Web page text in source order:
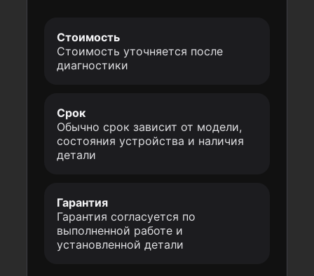
Стоимость
Стоимость уточняется после
диагностики
Срок
Обычно срок зависит от модели,
состояния устройства и наличия
детали
Гарантия
Гарантия согласуется по
выполненной работе и
установленной детали